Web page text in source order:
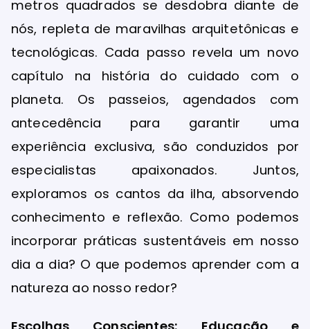
metros quadrados se desdobra diante de
nós, repleta de maravilhas arquitetônicas e
tecnológicas. Cada passo revela um novo
capítulo na história do cuidado com o
planeta. Os passeios, agendados com
antecedência para garantir uma
experiência exclusiva, são conduzidos por
especialistas apaixonados. Juntos,
exploramos os cantos da ilha, absorvendo
conhecimento e reflexão. Como podemos
incorporar práticas sustentáveis em nosso
dia a dia? O que podemos aprender com a
natureza ao nosso redor?